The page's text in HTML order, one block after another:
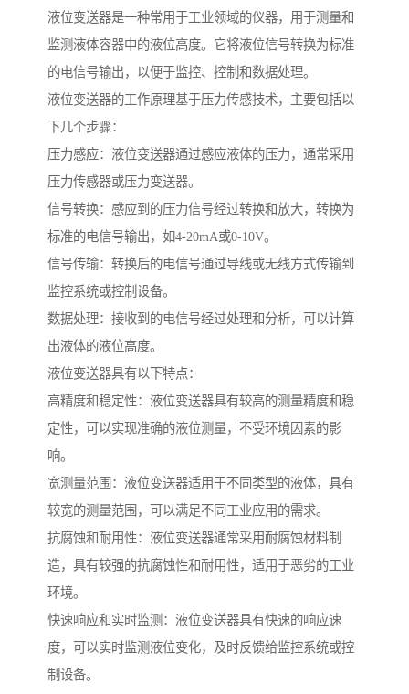
液位变送器是一种常用于工业领域的仪器，用于测量和
监测液体容器中的液位高度。它将液位信号转换为标准
的电信号输出，以便于监控、控制和数据处理。
液位变送器的工作原理基于压力传感技术，主要包括以
下几个步骤：
压力感应：液位变送器通过感应液体的压力，通常采用
压力传感器或压力变送器。
信号转换：感应到的压力信号经过转换和放大，转换为
标准的电信号输出，如4-20mA或0-10V。
信号传输：转换后的电信号通过导线或无线方式传输到
监控系统或控制设备。
数据处理：接收到的电信号经过处理和分析，可以计算
出液体的液位高度。
液位变送器具有以下特点：
高精度和稳定性：液位变送器具有较高的测量精度和稳
定性，可以实现准确的液位测量，不受环境因素的影
响。
宽测量范围：液位变送器适用于不同类型的液体，具有
较宽的测量范围，可以满足不同工业应用的需求。
抗腐蚀和耐用性：液位变送器通常采用耐腐蚀材料制
造，具有较强的抗腐蚀性和耐用性，适用于恶劣的工业
环境。
快速响应和实时监测：液位变送器具有快速的响应速
度，可以实时监测液位变化，及时反馈给监控系统或控
制设备。